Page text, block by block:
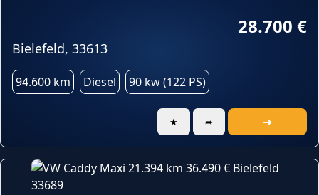
28.700 €
Bielefeld, 33613
94.600 km Diesel 90 kw (122 PS)
★ ➦ ➜